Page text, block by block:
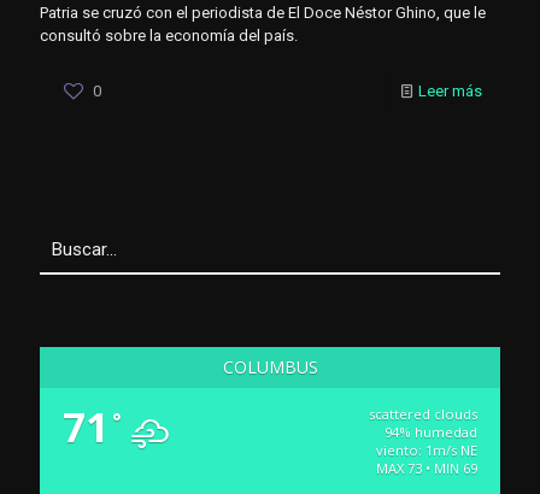
Patria se cruzó con el periodista de El Doce Néstor Ghino, que le
consultó sobre la economía del país.
0 Leer más
COLUMBUS
71 °
scattered clouds
94% humedad
viento: 1m/s NE
MAX 73 • MIN 69